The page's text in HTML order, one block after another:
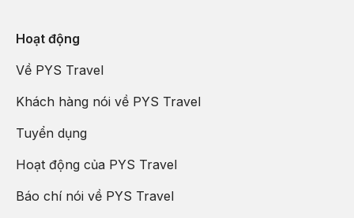
Hoạt động
Về PYS Travel
Khách hàng nói về PYS Travel
Tuyển dụng
Hoạt động của PYS Travel
Báo chí nói về PYS Travel